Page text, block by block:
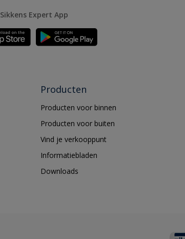
Sikkens Expert App
Producten
Producten voor binnen
Producten voor buiten
Vind je verkooppunt
Informatiebladen
Downloads